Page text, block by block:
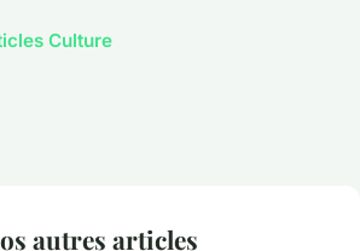
Culture
autres articles